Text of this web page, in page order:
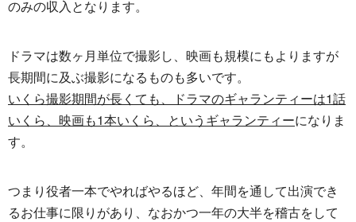
のみの収入となります。
ドラマは数ヶ月単位で撮影し、映画も規模にもよりますが
長期間に及ぶ撮影になるものも多いです。
いくら撮影期間が長くても、ドラマのギャランティーは1話
いくら、映画も1本いくら、というギャランティーになりま
す。
つまり役者一本でやればやるほど、年間を通して出演でき
るお仕事に限りがあり、なおかつ一年の大半を稽古をして